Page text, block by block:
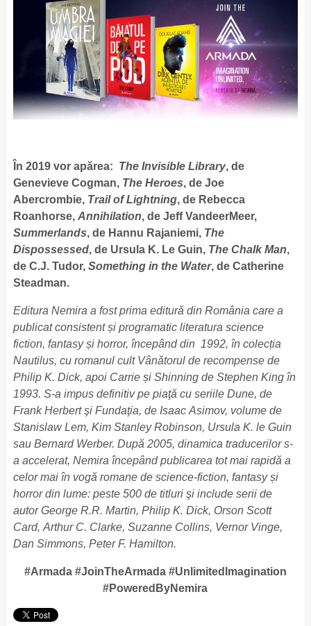
În 2019 vor apărea: The Invisible Library, de
Genevieve Cogman, The Heroes, de Joe
Abercrombie, Trail of Lightning, de Rebecca
Roanhorse, Annihilation, de Jeff VandeerMeer,
Summerlands, de Hannu Rajaniemi, The
Dispossessed, de Ursula K. Le Guin, The Chalk Man,
de C.J. Tudor, Something in the Water, de Catherine
Steadman.
Editura Nemira a fost prima editură din România care a
publicat consistent și programatic literatura science
fiction, fantasy și horror, începând din 1992, în colecția
Nautilus, cu romanul cult Vânătorul de recompense de
Philip K. Dick, apoi Carrie și Shinning de Stephen King în
1993. S-a impus definitiv pe piaţă cu seriile Dune, de
Frank Herbert şi Fundaţia, de Isaac Asimov, volume de
Stanislaw Lem, Kim Stanley Robinson, Ursula K. le Guin
sau Bernard Werber. După 2005, dinamica traducerilor s-
a accelerat, Nemira începând publicarea tot mai rapidă a
celor mai în vogă romane de science-fiction, fantasy și
horror din lume: peste 500 de titluri şi include serii de
autor George R.R. Martin, Philip K. Dick, Orson Scott
Card, Arthur C. Clarke, Suzanne Collins, Vernor Vinge,
Dan Simmons, Peter F. Hamilton.
#Armada #JoinTheArmada #UnlimitedImagination
#PoweredByNemira